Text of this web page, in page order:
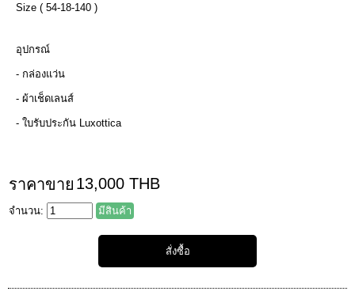
Size ( 54-18-140 )
อุปกรณ์
- กล่องแว่น
- ผ้าเช็ดเลนส์
- ใบรับประกัน Luxottica
ราคาขาย 13,000 THB
จำนวน: มีสินค้า